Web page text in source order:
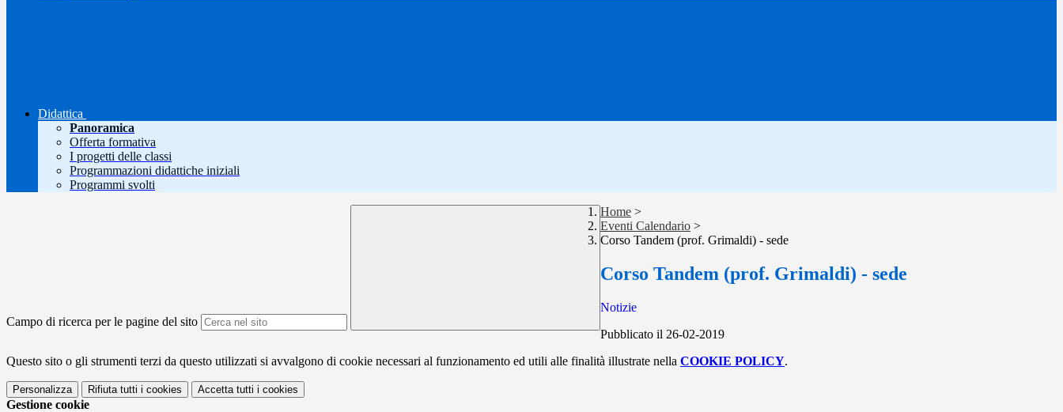
Didattica
Panoramica
Offerta formativa
I progetti delle classi
Programmazioni didattiche iniziali
Programmi svolti
Campo di ricerca per le pagine del sito
Home >
Eventi Calendario >
Corso Tandem (prof. Grimaldi) - sede
Corso Tandem (prof. Grimaldi) - sede
Notizie
Pubblicato il 26-02-2019
Questo sito o gli strumenti terzi da questo utilizzati si avvalgono di cookie necessari al funzionamento ed utili alle finalità illustrate nella COOKIE POLICY.
Personalizza Rifiuta tutti i cookies Accetta tutti i cookies
Gestione cookie